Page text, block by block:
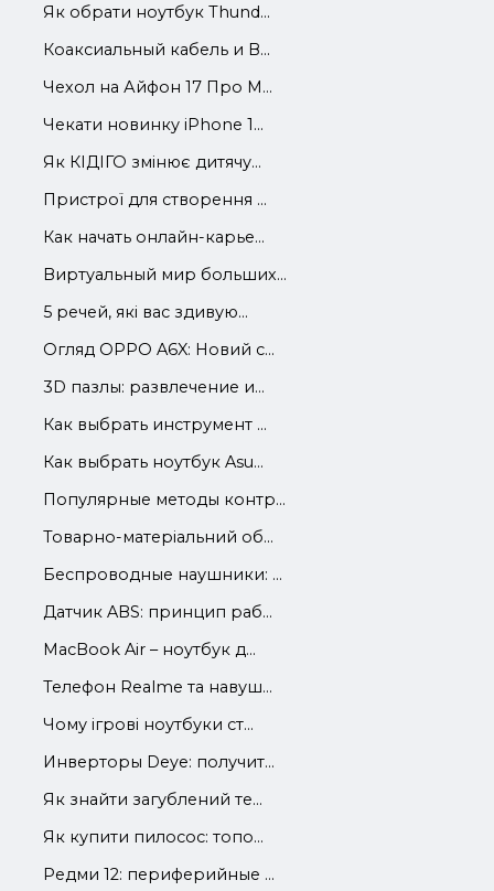
Як обрати ноутбук Thund...
Коаксиальный кабель и В...
Чехол на Айфон 17 Про М...
Чекати новинку iPhone 1...
Як КІДІГО змінює дитячу...
Пристрої для створення ...
Как начать онлайн-карье...
Виртуальный мир больших...
5 речей, які вас здивую...
Огляд OPPO A6X: Новий с...
3D пазлы: развлечение и...
Как выбрать инструмент ...
Как выбрать ноутбук Asu...
Популярные методы контр...
Товарно-матеріальний об...
Беспроводные наушники: ...
Датчик ABS: принцип раб...
MacBook Air – ноутбук д...
Телефон Realme та навуш...
Чому ігрові ноутбуки ст...
Инверторы Deye: получит...
Як знайти загублений те...
Як купити пилосос: топо...
Редми 12: периферийные ...